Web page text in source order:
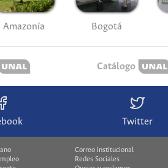
Amazonía Bogotá
Catálogo
Twitter
Correo institucional
Redes Sociales